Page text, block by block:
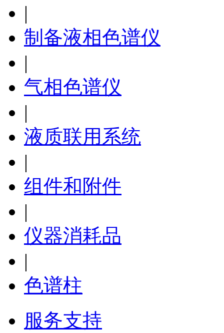
|
制备液相色谱仪
|
气相色谱仪
|
液质联用系统
|
组件和附件
|
仪器消耗品
|
色谱柱
服务支持